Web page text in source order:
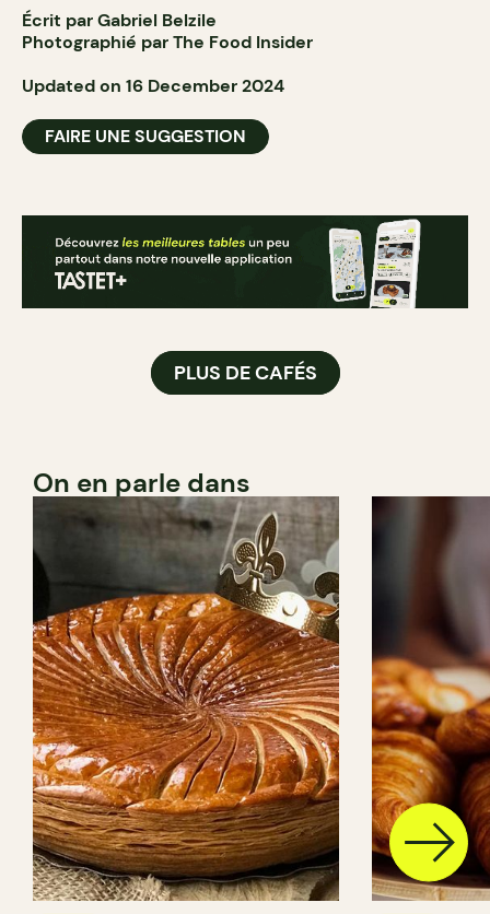
Écrit par Gabriel Belzile
Photographié par The Food Insider
Updated on 16 December 2024
FAIRE UNE SUGGESTION
PLUS DE CAFÉS
On en parle dans